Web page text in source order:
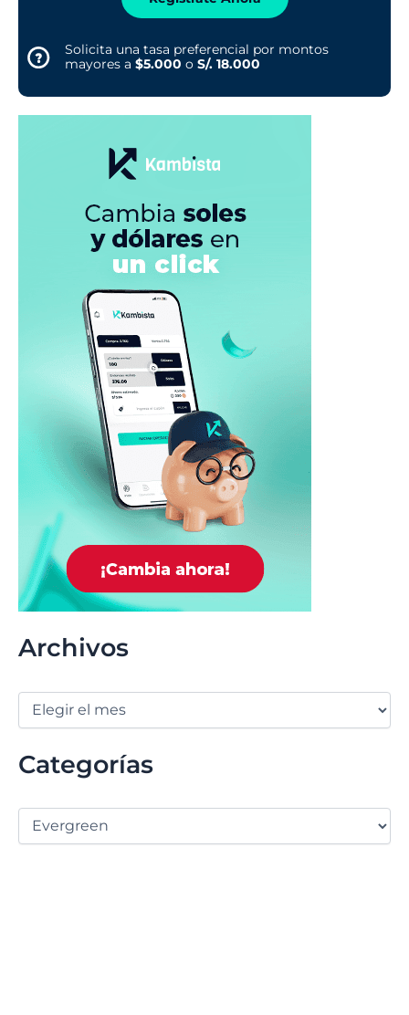
Solicita una tasa preferencial por montos
mayores a $5.000 o S/. 18.000
Archivos
Categorías